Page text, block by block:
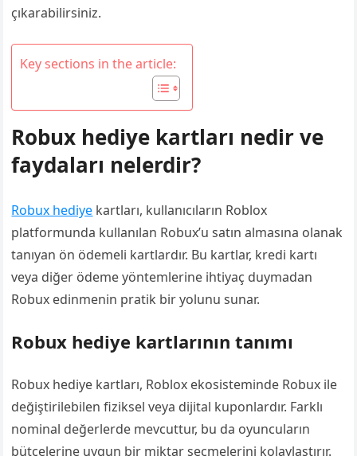
çıkarabilirsiniz.
Key sections in the article:
Robux hediye kartları nedir ve
faydaları nelerdir?
Robux hediye kartları, kullanıcıların Roblox
platformunda kullanılan Robux’u satın almasına olanak
tanıyan ön ödemeli kartlardır. Bu kartlar, kredi kartı
veya diğer ödeme yöntemlerine ihtiyaç duymadan
Robux edinmenin pratik bir yolunu sunar.
Robux hediye kartlarının tanımı
Robux hediye kartları, Roblox ekosisteminde Robux ile
değiştirilebilen fiziksel veya dijital kuponlardır. Farklı
nominal değerlerde mevcuttur, bu da oyuncuların
bütçelerine uygun bir miktar seçmelerini kolaylaştırır.